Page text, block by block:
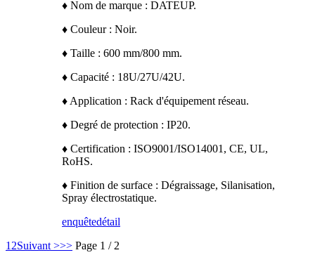
♦ Nom de marque : DATEUP.
♦ Couleur : Noir.
♦ Taille : 600 mm/800 mm.
♦ Capacité : 18U/27U/42U.
♦ Application : Rack d'équipement réseau.
♦ Degré de protection : IP20.
♦ Certification : ISO9001/ISO14001, CE, UL,
RoHS.
♦ Finition de surface : Dégraissage, Silanisation,
Spray électrostatique.
enquêtedétail
1 2Suivant >>> Page 1 / 2